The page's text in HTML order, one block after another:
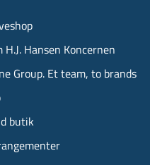
H.J. Hansen Koncernen
Group. Et team, to brands
butik